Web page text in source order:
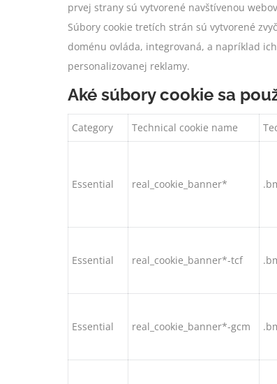
prvej strany sú vytvorené navštívenou
Súbory cookie tretích strán sú vytvorené
doménu ovláda, integrovaná, a napríklad
personalizovanej reklamy.
Aké súbory cookie sa
Category Technical cookie name
Essential real_cookie_banner*
Essential real_cookie_banner*-tcf
Essential real_cookie_banner*-gcm